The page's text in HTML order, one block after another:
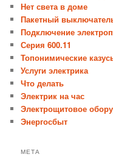
Нет света в доме
Пакетный
Подключение
Серия 600.11
Топонимические
Услуги электрика
Что делать
Электрик на час
Электрощитовое
Энергосбыт
МЕТА